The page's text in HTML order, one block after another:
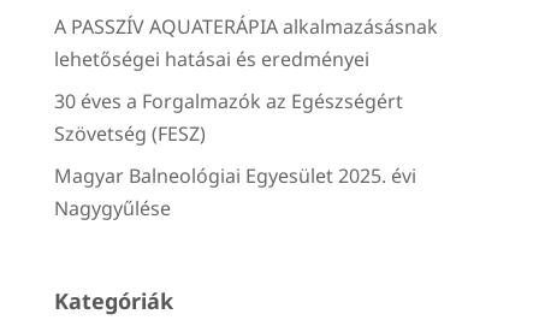
A PASSZÍV AQUATERÁPIA alkalmazásásnak
lehetőségei hatásai és eredményei
30 éves a Forgalmazók az Egészségért
Szövetség (FESZ)
Magyar Balneológiai Egyesület 2025. évi
Nagygyűlése
Kategóriák